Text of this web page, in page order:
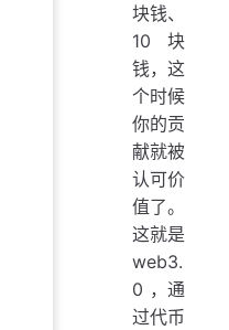
块钱、
10 块
钱，这
个时候
你的贡
献就被
认可价
值了。
这就是
web3.
0 ，通
过代币